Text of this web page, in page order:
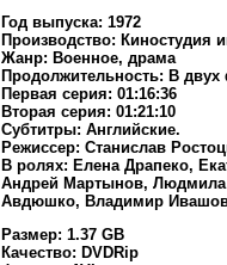
Год выпуска: 1972
Производство: Киностудия
Жанр: Военное, драма
Продолжительность: В двух
Первая серия: 01:16:36
Вторая серия: 01:21:10
Субтитры: Английские.
Режиссер: Станислав
В ролях: Елена Драпеко,
Андрей Мартынов, Людмила
Авдюшко, Владимир
Размер: 1.37 GB
Качество: DVDRip